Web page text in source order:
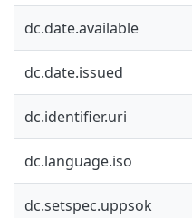
dc.date.available
dc.date.issued
dc.identifier.uri
dc.language.iso
dc.setspec.uppsok